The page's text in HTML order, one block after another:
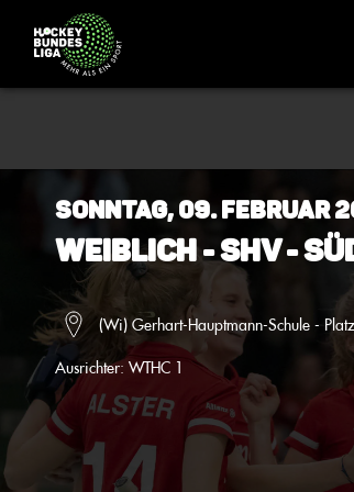
Sonntag, 09. Februar
Weiblich - SHV -
(Wi) Gerhart-Hauptmann-Schule -
Ausrichter: WTHC 1